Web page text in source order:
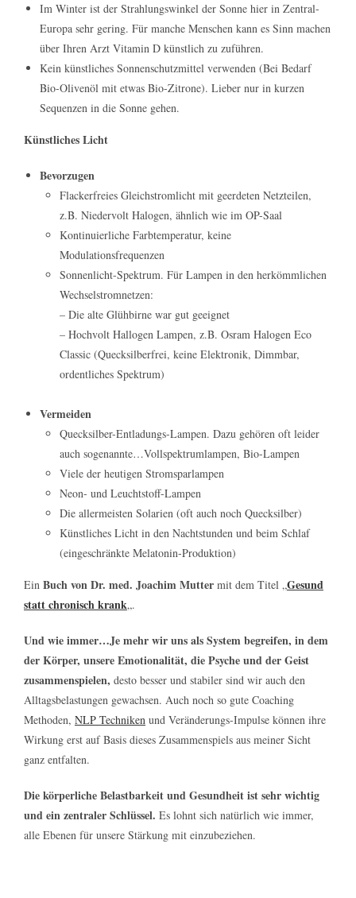
Im Winter ist der Strahlungswinkel der Sonne hier in Zentral-
Europa sehr gering. Für manche Menschen kann es Sinn machen
über Ihren Arzt Vitamin D künstlich zu zuführen.
Kein künstliches Sonnenschutzmittel verwenden (Bei Bedarf
Bio-Olivenöl mit etwas Bio-Zitrone). Lieber nur in kurzen
Sequenzen in die Sonne gehen.
Künstliches Licht
Bevorzugen
Flackerfreies Gleichstromlicht mit geerdeten Netzteilen,
z.B. Niedervolt Halogen, ähnlich wie im OP-Saal
Kontinuierliche Farbtemperatur, keine
Modulationsfrequenzen
Sonnenlicht-Spektrum. Für Lampen in den herkömmlichen
Wechselstromnetzen:
– Die alte Glühbirne war gut geeignet
– Hochvolt Hallogen Lampen, z.B. Osram Halogen Eco
Classic (Quecksilberfrei, keine Elektronik, Dimmbar,
ordentliches Spektrum)
Vermeiden
Quecksilber-Entladungs-Lampen. Dazu gehören oft leider
auch sogenannte…Vollspektrumlampen, Bio-Lampen
Viele der heutigen Stromsparlampen
Neon- und Leuchtstoff-Lampen
Die allermeisten Solarien (oft auch noch Quecksilber)
Künstliches Licht in den Nachtstunden und beim Schlaf
(eingeschränkte Melatonin-Produktion)
Ein Buch von Dr. med. Joachim Mutter mit dem Titel „Gesund
statt chronisch krank„.
Und wie immer…Je mehr wir uns als System begreifen, in dem
der Körper, unsere Emotionalität, die Psyche und der Geist
zusammenspielen, desto besser und stabiler sind wir auch den
Alltagsbelastungen gewachsen. Auch noch so gute Coaching
Methoden, NLP Techniken und Veränderungs-Impulse können ihre
Wirkung erst auf Basis dieses Zusammenspiels aus meiner Sicht
ganz entfalten.
Die körperliche Belastbarkeit und Gesundheit ist sehr wichtig
und ein zentraler Schlüssel. Es lohnt sich natürlich wie immer,
alle Ebenen für unsere Stärkung mit einzubeziehen.